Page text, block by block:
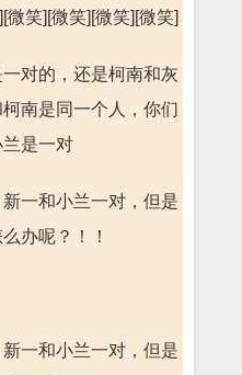
笑][微笑][微笑][微笑]
对的，还是柯南和灰
南是同一个人，你们
是一对
一和小兰一对，但是
办呢？！！
一和小兰一对，但是